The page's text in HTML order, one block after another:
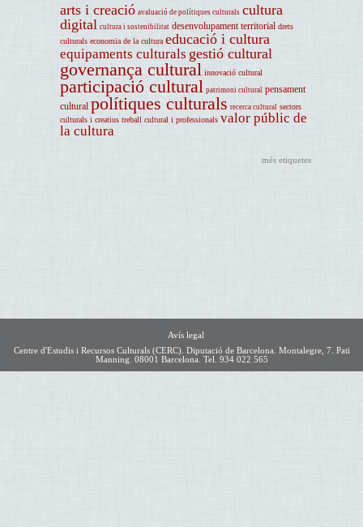
arts i creació avaluació de polítiques culturals cultura
digital cultura i sostenibilitat desenvolupament territorial drets
culturals economia de la cultura educació i cultura
equipaments culturals gestió cultural
governança cultural innovació cultural
participació cultural patrimoni cultural pensament
cultural polítiques culturals recerca cultural sectors
culturals i creatius treball cultural i professionals valor públic de
la cultura
més etiquetes
Avís legal
Centre d'Estudis i Recursos Culturals (CERC). Diputació de Barcelona. Montalegre, 7. Pati
Manning. 08001 Barcelona. Tel. 934 022 565